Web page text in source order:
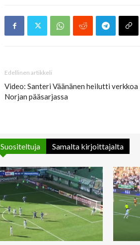
Edellinen artikkeli
Video: Santeri Väänänen heilutti verkkoa
Norjan pääsarjassa
Suositeltuja Samalta kirjoittajalta